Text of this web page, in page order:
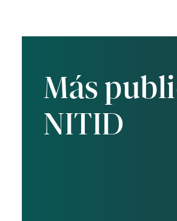
Más
NITID